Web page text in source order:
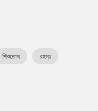
শিশুতোষ রহস্য